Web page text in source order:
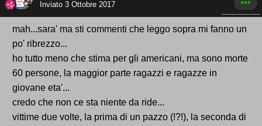
Inviato 3 Ottobre 2017
mah...sara' ma sti commenti che leggo sopra mi fanno un
po' ribrezzo...
ho tutto meno che stima per gli americani, ma sono morte
60 persone, la maggior parte ragazzi e ragazze in
giovane eta'...
credo che non ce sta niente da ride...
vittime due volte, la prima di un pazzo (!?!), la seconda di